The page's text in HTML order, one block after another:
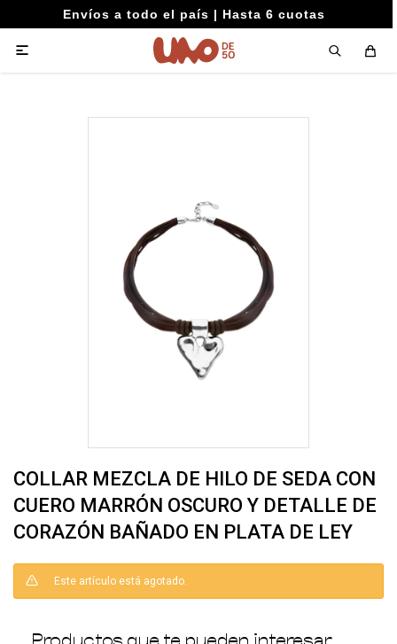
Envíos a todo el país | Hasta 6 cuotas

COLLAR MEZCLA DE HILO DE SEDA CON
CUERO MARRÓN OSCURO Y DETALLE DE
CORAZÓN BAÑADO EN PLATA DE LEY
Este artículo está agotado.
Productos que te pueden interesar